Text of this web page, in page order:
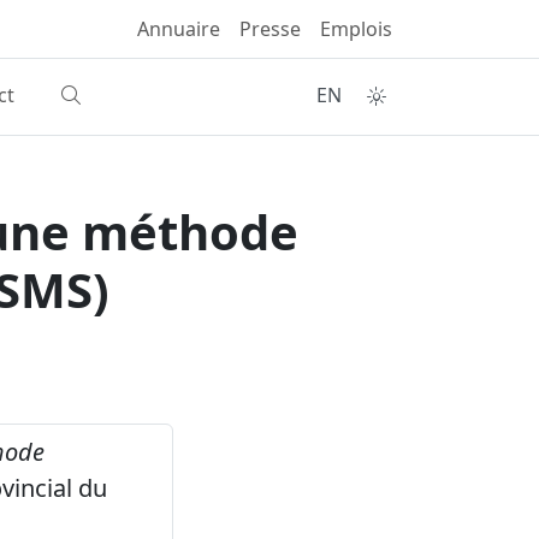
Annuaire Presse Emplois
EN
méthode
du